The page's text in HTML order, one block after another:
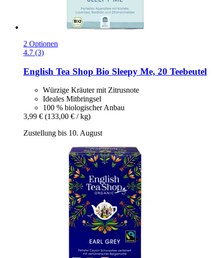
2 Optionen
4.7 (3)
English Tea Shop Bio Sleepy Me, 20 Teebeutel
Würzige Kräuter mit Zitrusnote
Ideales Mitbringsel
100 % biologischer Anbau
3,99 € (133,00 € / kg)
Zustellung bis 10. August